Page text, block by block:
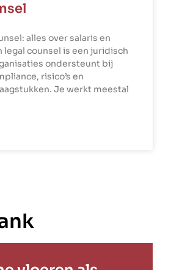
alles over salaris en
legal counsel is een juridisch
ondersteunt bij
risico’s en
Je werkt meestal